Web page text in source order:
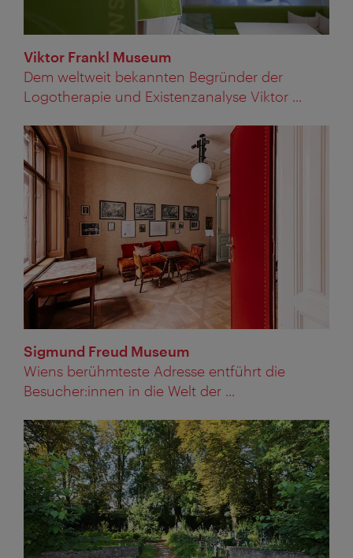
Viktor Frankl Museum
Dem weltweit bekannten Begründer der
Logotherapie und Existenzanalyse Viktor ...
Sigmund Freud Museum
Wiens berühmteste Adresse entführt die
Besucher:innen in die Welt der ...